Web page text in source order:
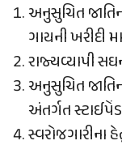
અનુસુચિત
ગાયની ખરીદી
રાજ્યવ્યાપી
અનુસુચિત
અંતર્ગત
સ્વરોજગારીના